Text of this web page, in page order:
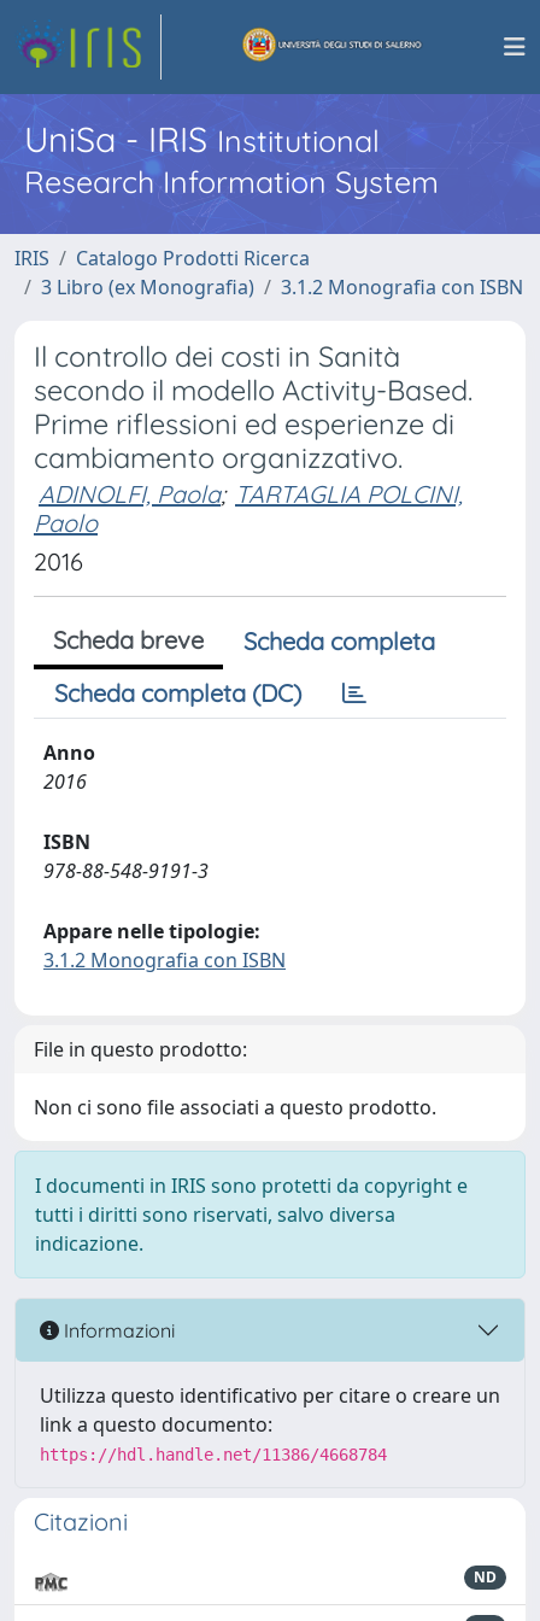
UniSa - IRISInstitutional
Research Information System
IRIS
Catalogo Prodotti Ricerca
3 Libro (ex Monografia)
3.1.2 Monografia con ISBN
Il controllo dei costi in Sanità
secondo il modello Activity-Based.
Prime riflessioni ed esperienze di
cambiamento organizzativo.
ADINOLFI, Paola; TARTAGLIA POLCINI,
Paolo
2016
Scheda breve
Scheda completa
Scheda completa (DC)
Anno
2016
ISBN
978-88-548-9191-3
Appare nelle tipologie:
3.1.2 Monografia con ISBN
File in questo prodotto:
Non ci sono file associati a questo prodotto.
I documenti in IRIS sono protetti da copyright e
tutti i diritti sono riservati, salvo diversa
indicazione.
Informazioni
Utilizza questo identificativo per citare o creare un
link a questo documento:
https://hdl.handle.net/11386/4668784
Citazioni
ND